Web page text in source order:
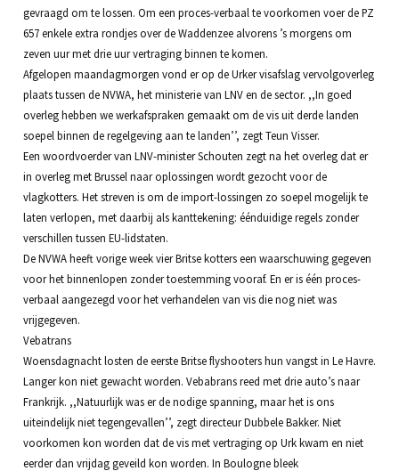
gevraagd om te lossen. Om een proces-verbaal te voorkomen voer de PZ
657 enkele extra rondjes over de Waddenzee alvorens ’s morgens om
zeven uur met drie uur vertraging binnen te komen.
Afgelopen maandagmorgen vond er op de Urker visafslag vervolgoverleg
plaats tussen de NVWA, het ministerie van LNV en de sector. ,,In goed
overleg hebben we werkafspraken gemaakt om de vis uit derde landen
soepel binnen de regelgeving aan te landen’’, zegt Teun Visser.
Een woordvoerder van LNV-minister Schouten zegt na het overleg dat er
in overleg met Brussel naar oplossingen wordt gezocht voor de
vlagkotters. Het streven is om de import-lossingen zo soepel mogelijk te
laten verlopen, met daarbij als kanttekening: éénduidige regels zonder
verschillen tussen EU-lidstaten.
De NVWA heeft vorige week vier Britse kotters een waarschuwing gegeven
voor het binnenlopen zonder toestemming vooraf. En er is één proces-
verbaal aangezegd voor het verhandelen van vis die nog niet was
vrijgegeven.
Vebatrans
Woensdagnacht losten de eerste Britse flyshooters hun vangst in Le Havre.
Langer kon niet gewacht worden. Vebabrans reed met drie auto’s naar
Frankrijk. ,,Natuurlijk was er de nodige spanning, maar het is ons
uiteindelijk niet tegengevallen’’, zegt directeur Dubbele Bakker. Niet
voorkomen kon worden dat de vis met vertraging op Urk kwam en niet
eerder dan vrijdag geveild kon worden. In Boulogne bleek